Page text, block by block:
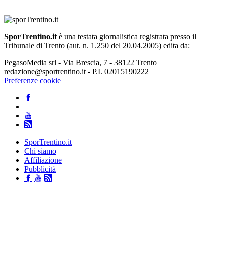
SporTrentino.it è una testata giornalistica registrata presso il
Tribunale di Trento (aut. n. 1.250 del 20.04.2005) edita da:
PegasoMedia srl - Via Brescia, 7 - 38122 Trento
redazione@sportrentino.it - P.I. 02015190222
Preferenze cookie
SporTrentino.it
Chi siamo
Affiliazione
Pubblicità